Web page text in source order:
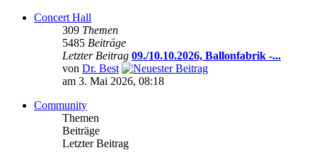
Concert Hall
309 Themen
5485 Beiträge
Letzter Beitrag 09./10.10.2026, Ballonfabrik -...
von Dr. Best
am 3. Mai 2026, 08:18
Community
Themen
Beiträge
Letzter Beitrag